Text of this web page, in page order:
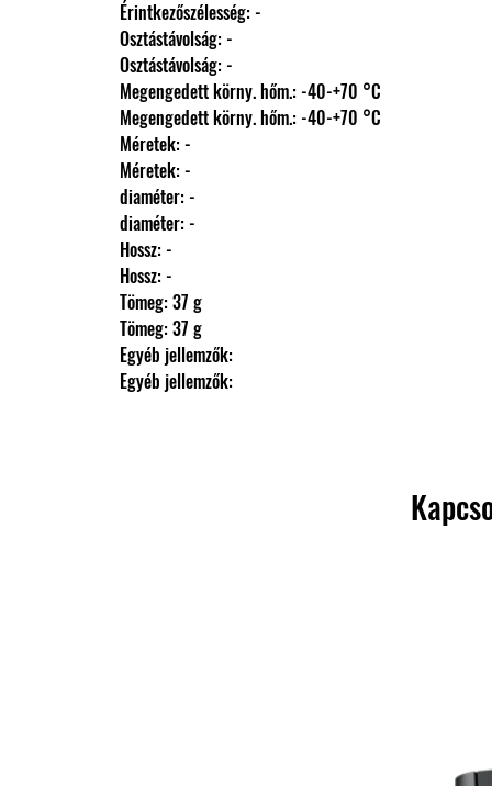
                Érintkezőszélesség: -
                Osztástávolság: -
                Osztástávolság: -
                Megengedett körny. hőm.: -40-+70 °C
                Megengedett körny. hőm.: -40-+70 °C
                Méretek: -
                Méretek: -
                diaméter: -
                diaméter: -
                Hossz: -
                Hossz: -
                Tömeg: 37 g
                Tömeg: 37 g
                Egyéb jellemzők:
                Egyéb jellemzők: